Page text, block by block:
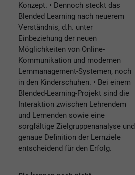
Konzept. • Dennoch steckt das
Blended Learning nach neuerem
Verständnis, d.h. unter
Einbeziehung der neuen
Möglichkeiten von Online-
Kommunikation und modernen
Lernmanagement-Systemen, noch
in den Kinderschuhen. • Bei einem
Blended-Learning-Projekt sind die
Interaktion zwischen Lehrendem
und Lernenden sowie eine
sorgfältige Zielgruppenanalyse und
genaue Definition der Lernziele
entscheidend für den Erfolg.